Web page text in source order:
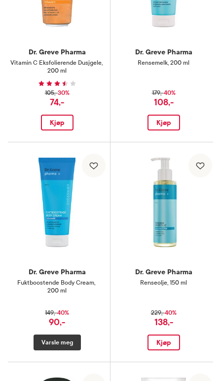
Dr. Greve Pharma
Vitamin C Eksfolierende Dusjgele,
200 ml
105,-30%
74,-
Kjøp
Dr. Greve Pharma
Rensemelk, 200 ml
179,-40%
108,-
Kjøp
Dr. Greve Pharma
Fuktboostende Body Cream,
200 ml
149,-40%
90,-
Varsle meg
Dr. Greve Pharma
Renseolje, 150 ml
229,-40%
138,-
Kjøp